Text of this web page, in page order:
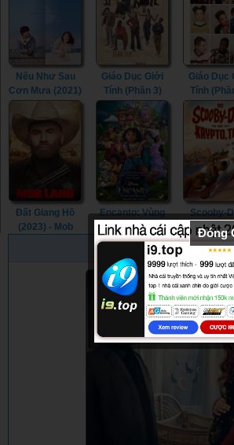
Nếu Như Sau
Cơn Mưa (2021)
(2021)
Giáo Dục Giới
Tính (Phần 3)
(2021) - Sex
Education
(Season 3)
(2021)
Giáo Dục
Tính
(2020) -
(Season
(2020)
Đất Giang Hồ
(2023) - Mob
Encanto: Vùng
Đất Thần Kỳ
(2021) - Encanto
Scooby-
And
Too!
Scooby-
And
Too!
PHIM NGẪU NHIÊN
Đóng